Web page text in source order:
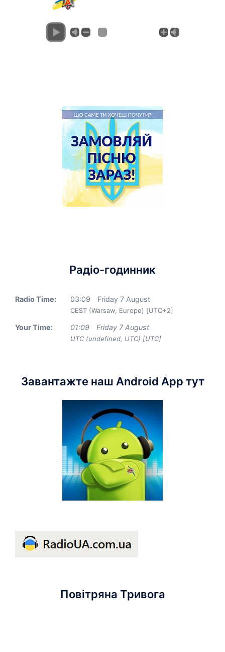
Радіо-годинник
Radio Time: 03:09 Friday 7 August
CEST (Warsaw, Europe) [UTC+2]
Your Time: 01:09 Friday 7 August
UTC (undefined, UTC) [UTC]
Завантажте наш Android App тут
Повітряна Тривога